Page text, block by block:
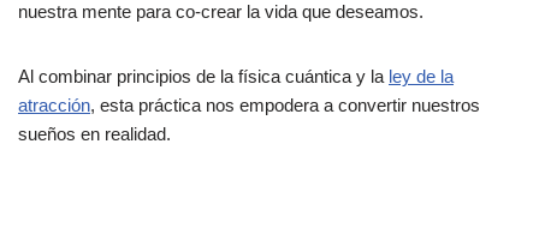
nuestra mente para co-crear la vida que deseamos.
Al combinar principios de la física cuántica y la ley de la
atracción, esta práctica nos empodera a convertir nuestros
sueños en realidad.